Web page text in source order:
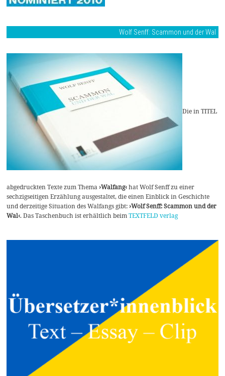
Wolf Senff: Scammon und der Wal
Die in TITEL
abgedruckten Texte zum Thema›Walfang‹hat Wolf Senff zu einer
sechzigseitigen Erzählung ausgestaltet, die einen Einblick in Geschichte
und derzeitige Situation des Walfangs gibt:›Wolf Senff: Scammon und der
Wal‹. Das Taschenbuch ist erhältlich beimTEXTFELD verlag